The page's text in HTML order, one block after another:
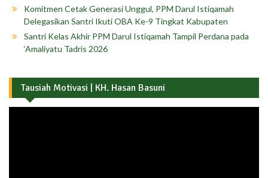
Komitmen Cetak Generasi Unggul, PPM Darul Istiqamah
Delegasikan Santri Ikuti OBA Ke-9 Tingkat Kabupaten
Santri Kelas Akhir PPM Darul Istiqamah Tampil Perdana pada
‘Amaliyatu Tadris 2026
Tausiah Motivasi | KH. Hasan Basuni